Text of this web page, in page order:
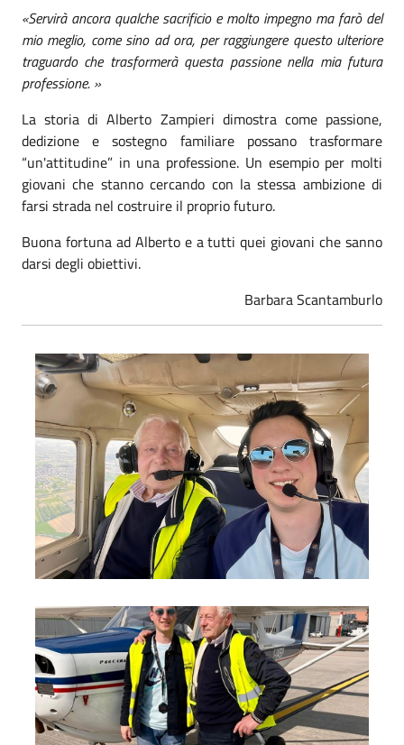
«Servirà ancora qualche sacrificio e molto impegno ma farò del
mio meglio, come sino ad ora, per raggiungere questo ulteriore
traguardo che trasformerà questa passione nella mia futura
professione. »
La storia di Alberto Zampieri dimostra come passione,
dedizione e sostegno familiare possano trasformare
“un'attitudine” in una professione. Un esempio per molti
giovani che stanno cercando con la stessa ambizione di
farsi strada nel costruire il proprio futuro.
Buona fortuna ad Alberto e a tutti quei giovani che sanno
darsi degli obiettivi.
Barbara Scantamburlo
Foto 1
foto 2